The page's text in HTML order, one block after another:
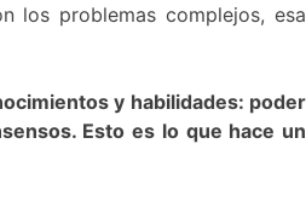
los problemas complejos, esa
y habilidades: poder
Esto es lo que hace un